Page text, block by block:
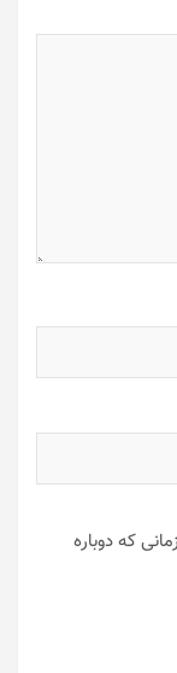
که دوباره